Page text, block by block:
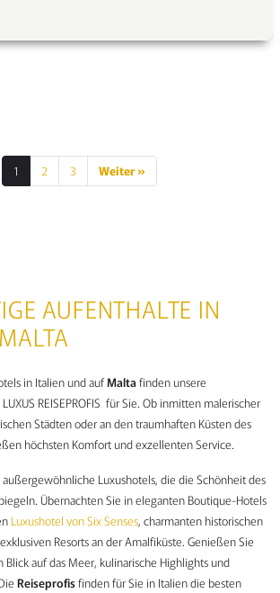
1 2 3 Weiter »
AUFENTHALTE IN
in Italien und aufMalta finden unsere
REISEPROFIS für Sie. Ob inmitten malerischer
Städten oder an den traumhaften Küsten des
höchsten Komfort und exzellenten Service.
Luxushotels, die die Schönheit des
Übernachten Sie in eleganten Boutique-Hotels
Luxushotel von Six Senses, charmanten historischen
Resorts an der Amalfiküste. Genießen Sie
auf das Meer, kulinarische Highlights und
Reiseprofisfinden für Sie in Italien die besten